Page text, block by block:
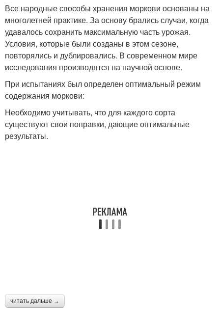
Моркови в пакетах Моркови в погреб
Все народные способы хранения моркови основаны на
многолетней практике. За основу брались случаи, когда
удавалось сохранить максимальную часть урожая.
Условия, которые были созданы в этом сезоне,
повторялись и дублировались. В современном мире
исследования производятся на научной основе.
При испытаниях был определен оптимальный режим
содержания моркови:
Необходимо учитывать, что для каждого сорта
существуют свои поправки, дающие оптимальные
результаты.
читать дальше →